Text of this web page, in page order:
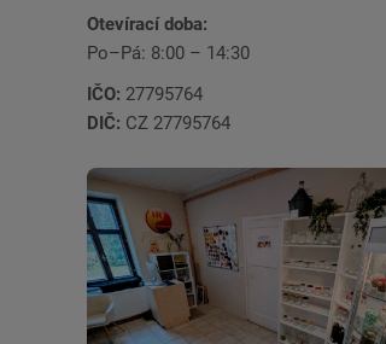
Otevírací doba:
Po–Pá: 8:00 – 14:30
IČO: 27795764
DIČ: CZ 27795764